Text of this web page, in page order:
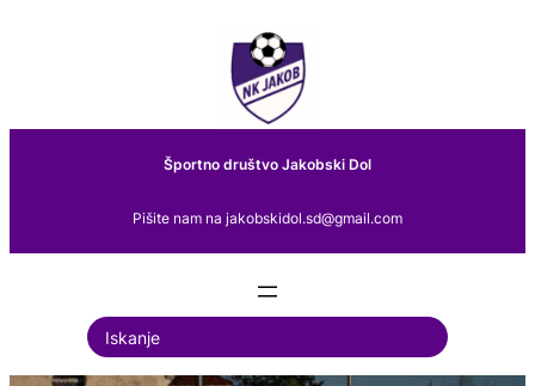
Športno društvo Jakobski Dol
Pišite nam na jakobskidol.sd@gmail.com
S
e